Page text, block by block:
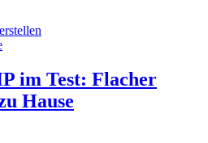
im Test: Flacher
Hause